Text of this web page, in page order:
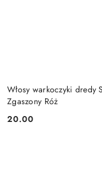
Włosy warkoczyki dredy
Zgaszony Róż
Cena:
20.00